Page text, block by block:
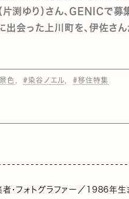
渕ゆり）さん、GENICで募
出会った上川町を、伊佐さ
色 #染谷ノエル #移住特集
・フォトグラファー／1986年生